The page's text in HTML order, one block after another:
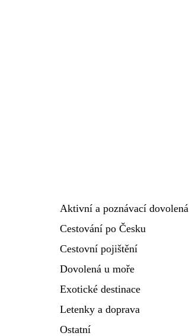
Aktivní a poznávací dovolená
Cestování po Česku
Cestovní pojištění
Dovolená u moře
Exotické destinace
Letenky a doprava
Ostatní